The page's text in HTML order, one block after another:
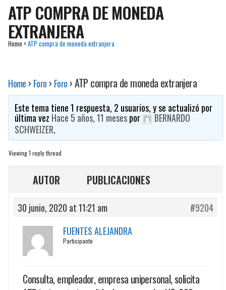
ATP COMPRA DE MONEDA
EXTRANJERA
Home >ATP compra de moneda extranjera
Home › Foro › Foro ›ATP compra de moneda extranjera
Este tema tiene 1 respuesta, 2 usuarios, y se actualizó por
última vez Hace 5 años, 11 mesespor
BERNARDO
SCHWEIZER.
Viewing 1 reply thread
AUTOR PUBLICACIONES
30 junio, 2020 at 11:21 am
#9204
FUENTES ALEJANDRA
Participante
Consulta, empleador, empresa unipersonal, solicita